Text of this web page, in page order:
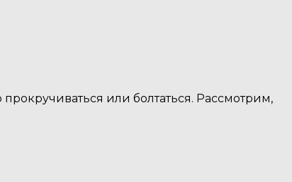
или болтаться. Рассмотрим,